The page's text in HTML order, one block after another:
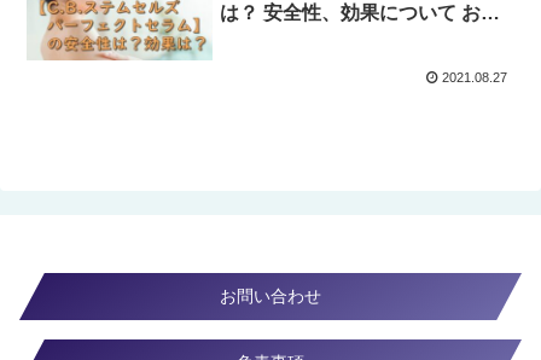
は？ 安全性、効果について お答
2021.08.27
お問い合わせ